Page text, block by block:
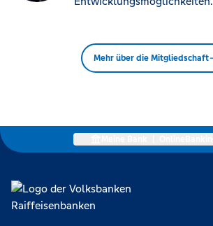
Mehr über die Mitgliedschaft